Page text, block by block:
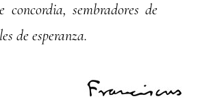
concordia, sembradores de
de esperanza.